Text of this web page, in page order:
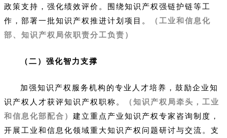
政策支持，强化绩效评价。围绕知识产权强链护链等工
作，部署一批知识产权推进计划项目。
（工业和信息化
部、知识产权局依职责分工负责）
（二）强化智力支撑
加强知识产权服务机构的专业人才培养，鼓励企业知
识产权人才获评知识产权职称。
（知识产权局牵头，工业
和信息化部配合） 建立重点产业知识产权专家咨询制度，
开展工业和信息化领域重大知识产权问题研讨与交流。支